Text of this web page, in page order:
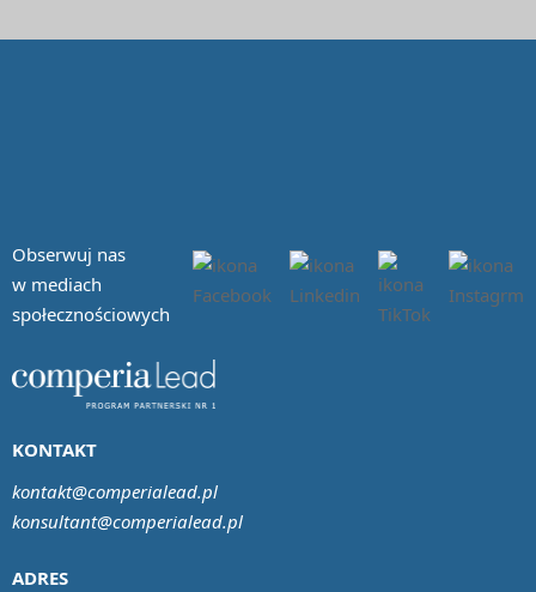
Obserwuj nas
w mediach
społecznościowych
ADRES
KONTAKT
kontakt@comperialead.pl
konsultant@comperialead.pl